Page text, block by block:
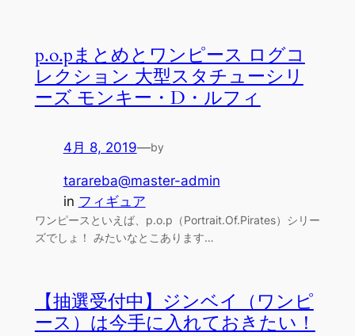
p.o.pまとめとワンピース ログコ
レクション 大型スタチューシリ
ーズ モンキー・D・ルフィ
4月 8, 2019—by
tarareba@master-admin
in フィギュア
ワンピースといえば、p.o.p（Portrait.Of.Pirates）シリー
ズでしょ！ みたいなとこあります…
【抽選受付中】ジンベイ（ワンピ
ース）は今手に入れておきたい！